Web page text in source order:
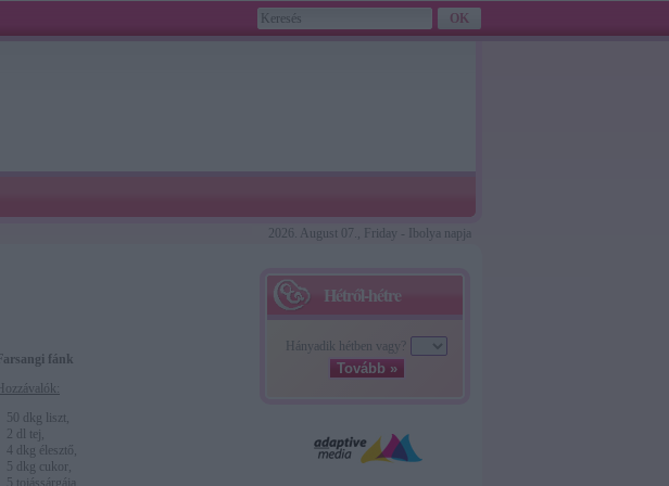
2026. August 07., Friday - Ibolya napja
Farsangi fánk
Hozzávalók:
50 dkg liszt,
2 dl tej,
4 dkg élesztő,
5 dkg cukor,
Hétről-hétre
Hányadik hétben vagy?
Tovább »